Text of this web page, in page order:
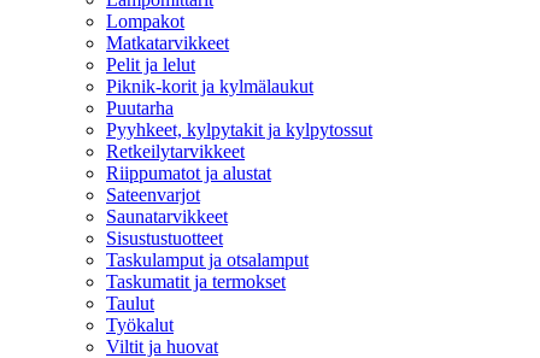
Lompakot
Matkatarvikkeet
Pelit ja lelut
Piknik-korit ja kylmälaukut
Puutarha
Pyyhkeet, kylpytakit ja kylpytossut
Retkeilytarvikkeet
Riippumatot ja alustat
Sateenvarjot
Saunatarvikkeet
Sisustustuotteet
Taskulamput ja otsalamput
Taskumatit ja termokset
Taulut
Työkalut
Viltit ja huovat